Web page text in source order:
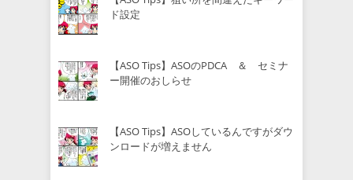
ド設定
【ASO Tips】ASOのPDCA ＆ セミナ
ー開催のおしらせ
【ASO Tips】ASOしているんですがダウ
ンロードが増えません